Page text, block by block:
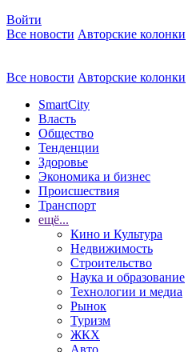
Войти
Все новости Авторские колонки
Все новости Авторские колонки
SmartCity
Власть
Общество
Тенденции
Здоровье
Экономика и бизнес
Происшествия
Транспорт
ещё...
Кино и Культура
Недвижимость
Строительство
Наука и образование
Технологии и медиа
Рынок
Туризм
ЖКХ
Авто